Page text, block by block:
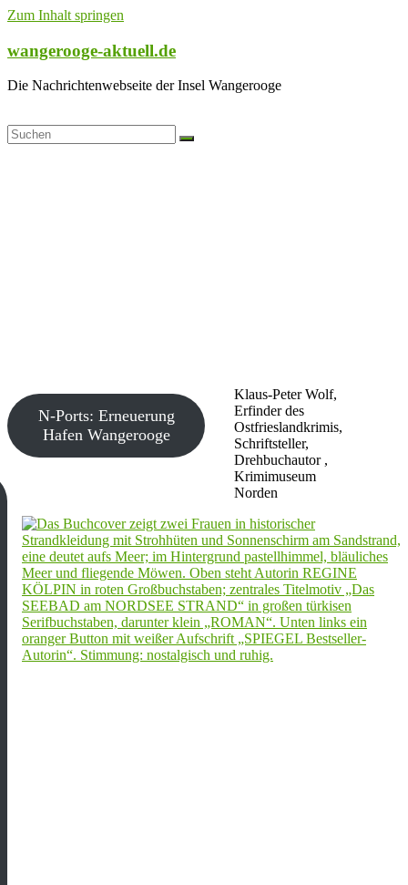
Zum Inhalt springen
wangerooge-aktuell.de
Die Nachrichtenwebseite der Insel Wangerooge
Klaus-Peter Wolf,
Erfinder des
Ostfrieslandkrimis,
Schriftsteller,
Drehbuchautor ,
Krimimuseum
Norden
N-Ports: Erneuerung
Hafen Wangerooge